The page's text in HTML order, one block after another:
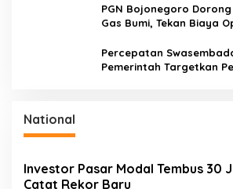
Mudah
PGN Bojonegoro Dorong
Gas Bumi, Tekan Biaya
Percepatan
Pemerintah Targetkan
National
Investor Pasar Modal Tembus 30
Catat Rekor Baru